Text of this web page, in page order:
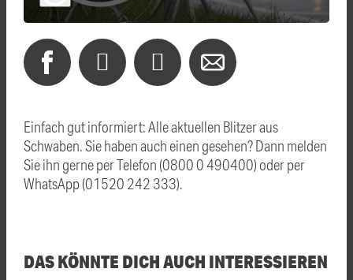
Einfach gut informiert: Alle aktuellen Blitzer aus
Schwaben. Sie haben auch einen gesehen? Dann melden
Sie ihn gerne per Telefon (0800 0 490400) oder per
WhatsApp (01520 242 333).
DAS KÖNNTE DICH AUCH INTERESSIEREN